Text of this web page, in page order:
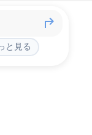
と見る